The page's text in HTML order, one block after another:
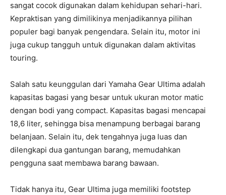
sangat cocok digunakan dalam kehidupan sehari-hari.
Kepraktisan yang dimilikinya menjadikannya pilihan
populer bagi banyak pengendara. Selain itu, motor ini
juga cukup tangguh untuk digunakan dalam aktivitas
touring.
Salah satu keunggulan dari Yamaha Gear Ultima adalah
kapasitas bagasi yang besar untuk ukuran motor matic
dengan bodi yang compact. Kapasitas bagasi mencapai
18,6 liter, sehingga bisa menampung berbagai barang
belanjaan. Selain itu, dek tengahnya juga luas dan
dilengkapi dua gantungan barang, memudahkan
pengguna saat membawa barang bawaan.
Tidak hanya itu, Gear Ultima juga memiliki footstep